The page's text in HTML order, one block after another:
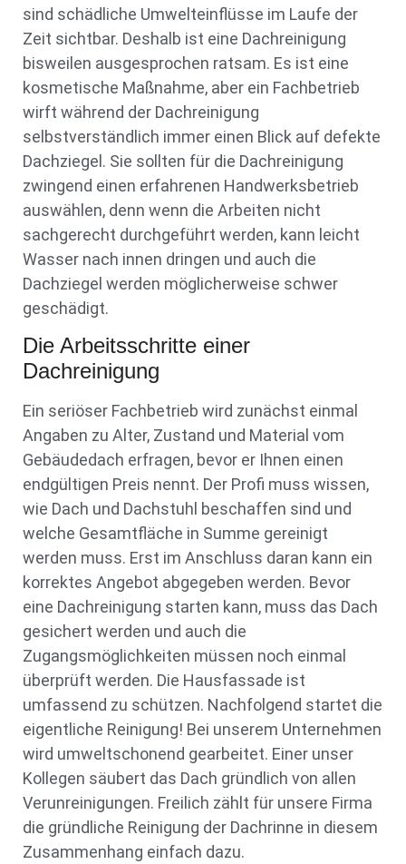
sind schädliche Umwelteinflüsse im Laufe der
Zeit sichtbar. Deshalb ist eine Dachreinigung
bisweilen ausgesprochen ratsam. Es ist eine
kosmetische Maßnahme, aber ein Fachbetrieb
wirft während der Dachreinigung
selbstverständlich immer einen Blick auf defekte
Dachziegel. Sie sollten für die Dachreinigung
zwingend einen erfahrenen Handwerksbetrieb
auswählen, denn wenn die Arbeiten nicht
sachgerecht durchgeführt werden, kann leicht
Wasser nach innen dringen und auch die
Dachziegel werden möglicherweise schwer
geschädigt.
Die Arbeitsschritte einer
Dachreinigung
Ein seriöser Fachbetrieb wird zunächst einmal
Angaben zu Alter, Zustand und Material vom
Gebäudedach erfragen, bevor er Ihnen einen
endgültigen Preis nennt. Der Profi muss wissen,
wie Dach und Dachstuhl beschaffen sind und
welche Gesamtfläche in Summe gereinigt
werden muss. Erst im Anschluss daran kann ein
korrektes Angebot abgegeben werden. Bevor
eine Dachreinigung starten kann, muss das Dach
gesichert werden und auch die
Zugangsmöglichkeiten müssen noch einmal
überprüft werden. Die Hausfassade ist
umfassend zu schützen. Nachfolgend startet die
eigentliche Reinigung! Bei unserem Unternehmen
wird umweltschonend gearbeitet. Einer unser
Kollegen säubert das Dach gründlich von allen
Verunreinigungen. Freilich zählt für unsere Firma
die gründliche Reinigung der Dachrinne in diesem
Zusammenhang einfach dazu.